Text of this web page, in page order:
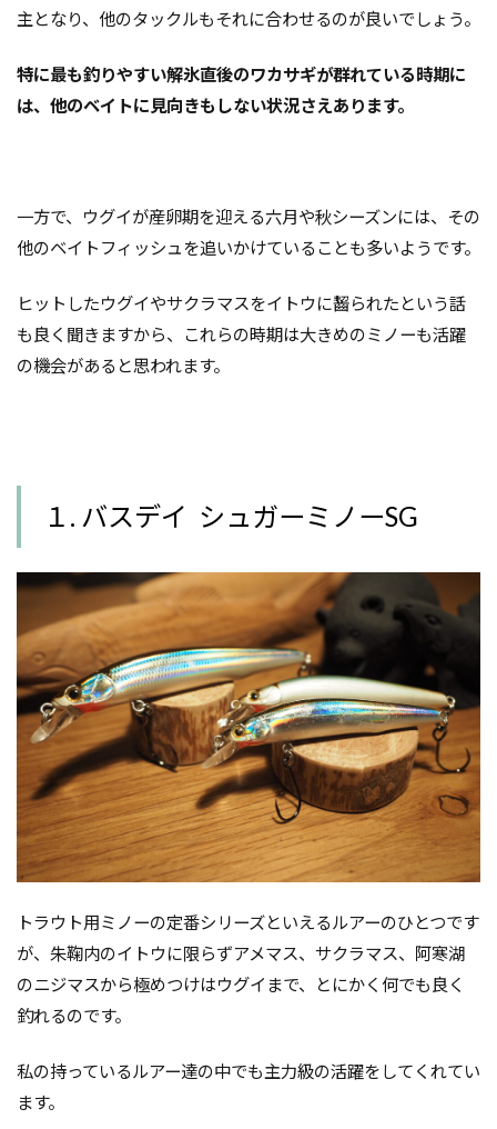
主となり、他のタックルもそれに合わせるのが良いでしょう。
特に最も釣りやすい解氷直後のワカサギが群れている時期に
は、他のベイトに見向きもしない状況さえあります。
一方で、ウグイが産卵期を迎える六月や秋シーズンには、その
他のベイトフィッシュを追いかけていることも多いようです。
ヒットしたウグイやサクラマスをイトウに齧られたという話
も良く聞きますから、これらの時期は大きめのミノーも活躍
の機会があると思われます。
１. バスデイ シュガーミノーSG
トラウト用ミノーの定番シリーズといえるルアーのひとつです
が、朱鞠内のイトウに限らずアメマス、サクラマス、阿寒湖
のニジマスから極めつけはウグイまで、とにかく何でも良く
釣れるのです。
私の持っているルアー達の中でも主力級の活躍をしてくれてい
ます。